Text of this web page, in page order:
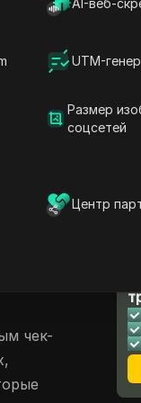
AI-веб-
UTM-
Размер
соцсетей
Центр
вы
точку
можно
чек-